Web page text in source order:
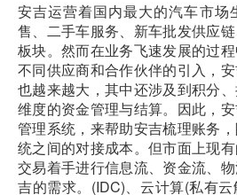
安吉运营着国内最大的汽车市场
售、二手车服务、新车批发供应
板块。然而在业务飞速发展的过程
不同供应商和合作伙伴的引入，
也越来越大，其中还涉及到积分
维度的资金管理与结算。因此，
管理系统，来帮助安吉梳理账务
统之间的对接成本。但市面上现
交易着手进行信息流、资金流、
吉的需求。(IDC)、云计算(私有